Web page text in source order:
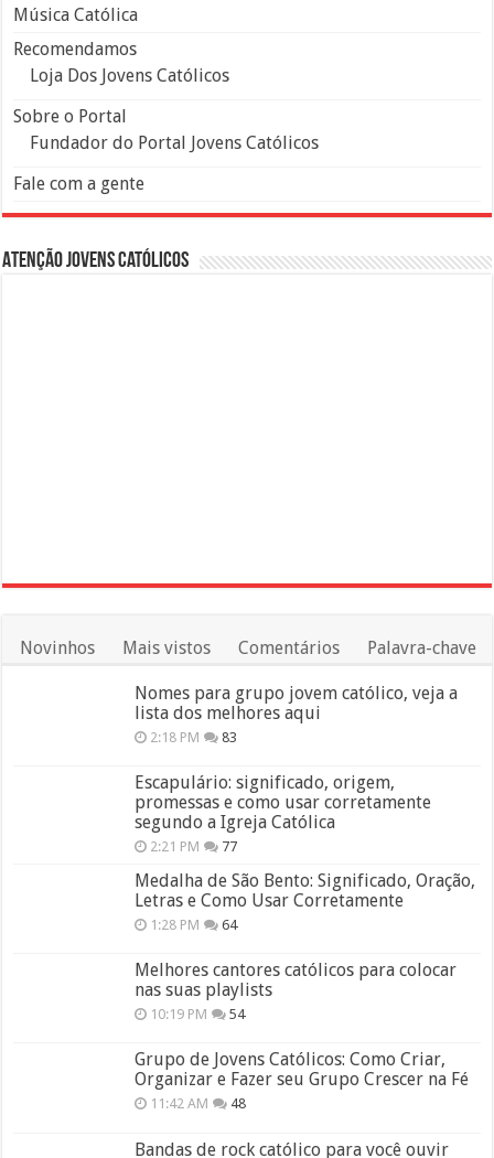
Música Católica
Recomendamos
Loja Dos Jovens Católicos
Sobre o Portal
Fundador do Portal Jovens Católicos
Fale com a gente
Atenção Jovens Católicos
Novinhos Mais vistos Comentários Palavra-chave
Nomes para grupo jovem católico, veja a
lista dos melhores aqui
2:18 PM 83
Escapulário: significado, origem,
promessas e como usar corretamente
segundo a Igreja Católica
2:21 PM 77
Medalha de São Bento: Significado, Oração,
Letras e Como Usar Corretamente
1:28 PM 64
Melhores cantores católicos para colocar
nas suas playlists
10:19 PM 54
Grupo de Jovens Católicos: Como Criar,
Organizar e Fazer seu Grupo Crescer na Fé
11:42 AM 48
Bandas de rock católico para você ouvir